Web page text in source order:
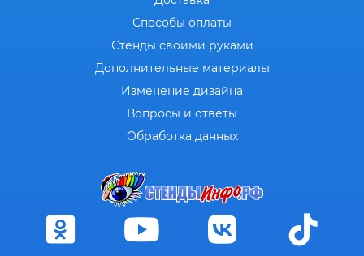
Способы оплаты
Стенды своими руками
Дополнительные материалы
Изменение дизайна
Вопросы и ответы
Обработка данных